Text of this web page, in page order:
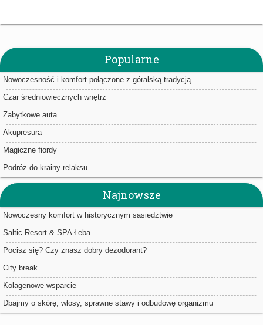
Popularne
Nowoczesność i komfort połączone z góralską tradycją
Czar średniowiecznych wnętrz
Zabytkowe auta
Akupresura
Magiczne fiordy
Podróż do krainy relaksu
Najnowsze
Nowoczesny komfort w historycznym sąsiedztwie
Saltic Resort & SPA Łeba
Pocisz się? Czy znasz dobry dezodorant?
City break
Kolagenowe wsparcie
Dbajmy o skórę, włosy, sprawne stawy i odbudowę organizmu